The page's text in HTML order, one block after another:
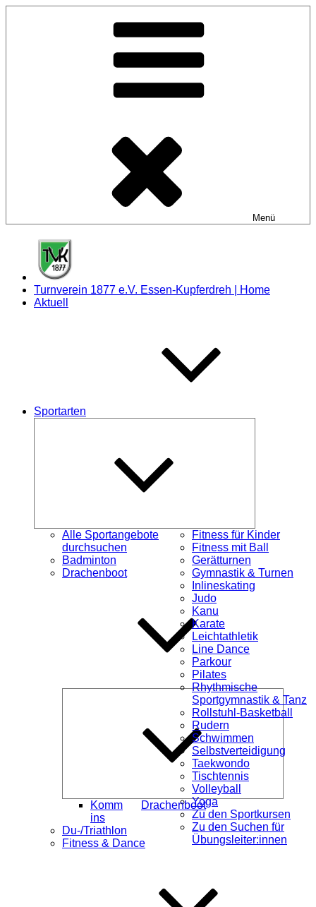
Menü
Turnverein 1877 e.V. Essen-Kupferdreh | Home
Aktuell
Sportarten
Alle Sportangebote
durchsuchen
Badminton
Drachenboot
öffnen
Komm
ins
Drachenboot
Du-/Triathlon
Fitness & Dance
Fitness für Kinder
Fitness mit Ball
Gerätturnen
Gymnastik & Turnen
Inlineskating
Judo
Kanu
Karate
Leichtathletik
Line Dance
Parkour
Pilates
Rhythmische
Sportgymnastik & Tanz
Rollstuhl-Basketball
Rudern
Schwimmen
Selbstverteidigung
Taekwondo
Tischtennis
Volleyball
Yoga
Zu den Sportkursen
Zu den Suchen für
Übungsleiter:innen